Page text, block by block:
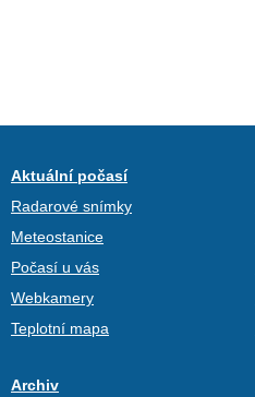
Aktuální počasí
Radarové snímky
Meteostanice
Počasí u vás
Webkamery
Teplotní mapa
Archiv